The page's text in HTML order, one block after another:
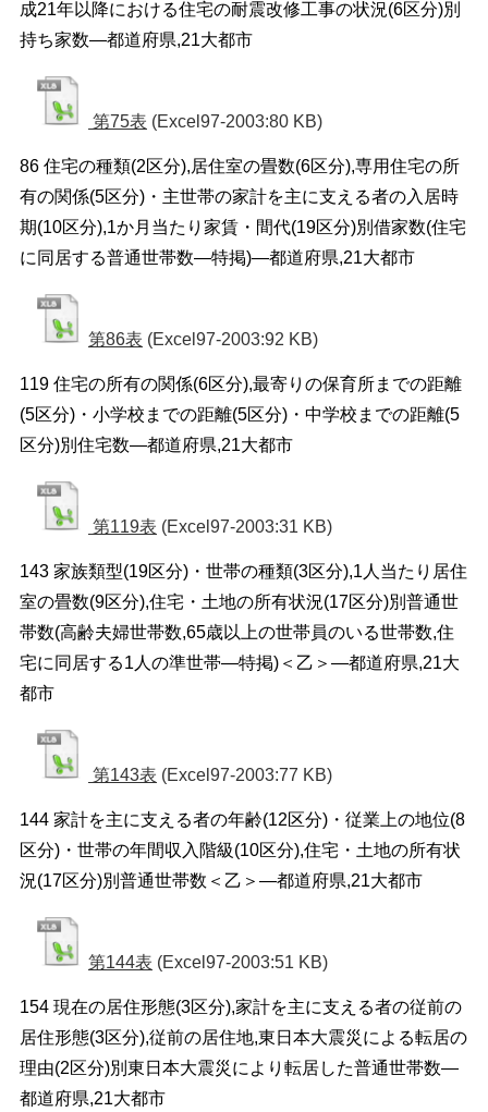
成21年以降における住宅の耐震改修工事の状況(6区分)別
持ち家数―都道府県,21大都市
第75表 (Excel97-2003:80 KB)
86 住宅の種類(2区分),居住室の畳数(6区分),専用住宅の所
有の関係(5区分)・主世帯の家計を主に支える者の入居時
期(10区分),1か月当たり家賃・間代(19区分)別借家数(住宅
に同居する普通世帯数―特掲)―都道府県,21大都市
第86表 (Excel97-2003:92 KB)
119 住宅の所有の関係(6区分),最寄りの保育所までの距離
(5区分)・小学校までの距離(5区分)・中学校までの距離(5
区分)別住宅数―都道府県,21大都市
第119表 (Excel97-2003:31 KB)
143 家族類型(19区分)・世帯の種類(3区分),1人当たり居住
室の畳数(9区分),住宅・土地の所有状況(17区分)別普通世
帯数(高齢夫婦世帯数,65歳以上の世帯員のいる世帯数,住
宅に同居する1人の準世帯―特掲)＜乙＞―都道府県,21大
都市
第143表 (Excel97-2003:77 KB)
144 家計を主に支える者の年齢(12区分)・従業上の地位(8
区分)・世帯の年間収入階級(10区分),住宅・土地の所有状
況(17区分)別普通世帯数＜乙＞―都道府県,21大都市
第144表 (Excel97-2003:51 KB)
154 現在の居住形態(3区分),家計を主に支える者の従前の
居住形態(3区分),従前の居住地,東日本大震災による転居の
理由(2区分)別東日本大震災により転居した普通世帯数―
都道府県,21大都市